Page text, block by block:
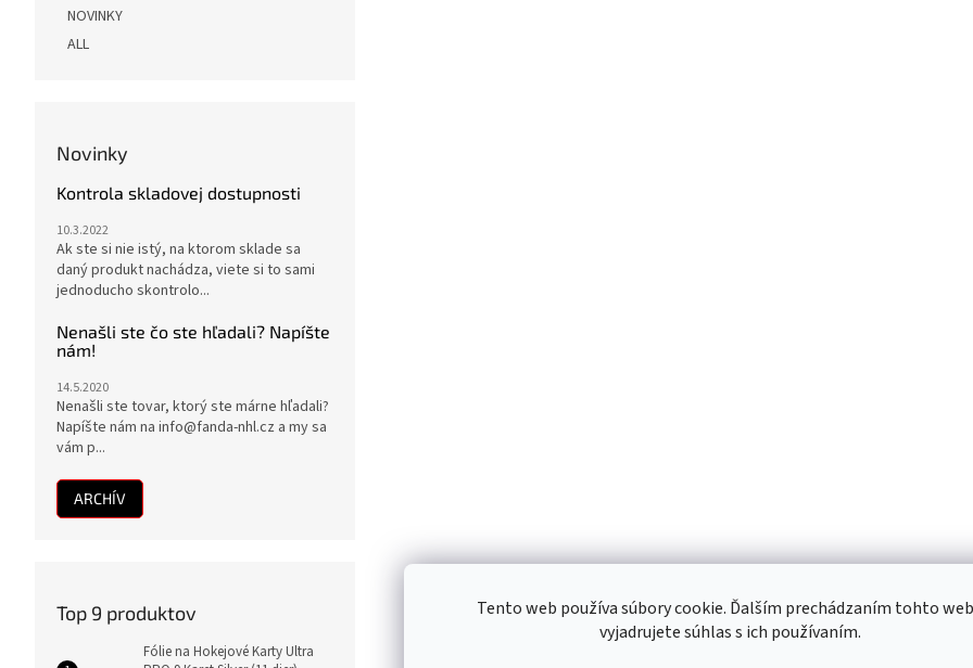
Tento web používa súbory cookie. Ďalším prechádzaním tohto
vyjadrujete súhlas s ich používaním.
NOVINKY
ALL
Novinky
Kontrola skladovej dostupnosti
10.3.2022
Ak ste si nie istý, na ktorom sklade sa
daný produkt nachádza, viete si to sami
jednoducho skontrolo...
Nenašli ste čo ste hľadali? Napíšte
nám!
14.5.2020
Nenašli ste tovar, ktorý ste márne hľadali?
Napíšte nám na info@fanda-nhl.cz a my sa
vám p...
ARCHÍV
Top 9 produktov
Fólie na Hokejové Karty Ultra